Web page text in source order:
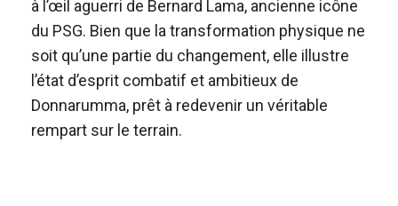
à l’œil aguerri de Bernard Lama, ancienne icône
du PSG. Bien que la transformation physique ne
soit qu’une partie du changement, elle illustre
l’état d’esprit combatif et ambitieux de
Donnarumma, prêt à redevenir un véritable
rempart sur le terrain.